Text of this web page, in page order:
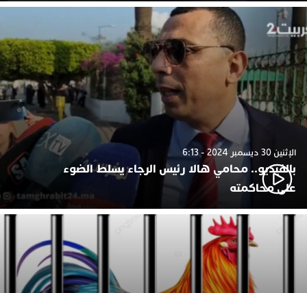
الإثنين 30 ديسمبر 2024 - 6:13
بالفيديو.. محامي هالا رئيس الرجاء يسلط الضوء
على محاكمته